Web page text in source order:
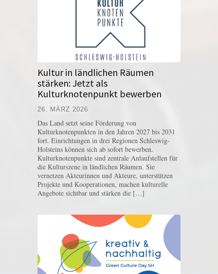
Kultur in ländlichen Räumen
stärken: Jetzt als
Kulturknotenpunkt bewerben
26. MÄRZ 2026
Das Land setzt seine Förderung von
Kulturknotenpunkten in den Jahren 2027 bis 2031
fort. Einrichtungen in drei Regionen Schleswig-
Holsteins können sich ab sofort bewerben.
Kulturknotenpunkte sind zentrale Anlaufstellen für
die Kulturszene in ländlichen Räumen. Sie
vernetzen Akteurinnen und Akteure, unterstützen
Projekte und Kooperationen, machen kulturelle
Angebote sichtbar und stärken die […]